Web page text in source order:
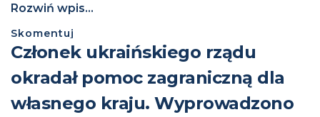
Rozwiń wpis...
Skomentuj
Członek ukraińskiego rządu
okradał pomoc zagraniczną dla
własnego kraju. Wyprowadzono